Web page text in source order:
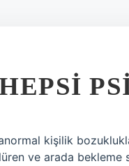
kişilik
ve arada bekleme